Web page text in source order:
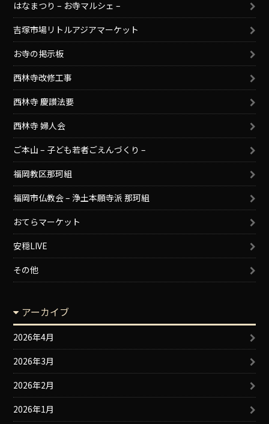
はなまつり – お寺マルシェ –
吉塚市場リトルアジアマーケット
お寺の掲示板
西林寺改修工事
西林寺 慶讃法要
西林寺 婦人会
ご本山 – 子ども若者ごえんづくり –
福岡教区那珂組
福岡市仏教会 – 浄土本願寺派 那珂組
おてらマーケット
安穏LIVE
その他
アーカイブ
2026年4月
2026年3月
2026年2月
2026年1月